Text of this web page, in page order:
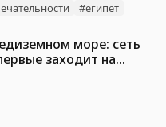
#египет
море: сеть
заходит на